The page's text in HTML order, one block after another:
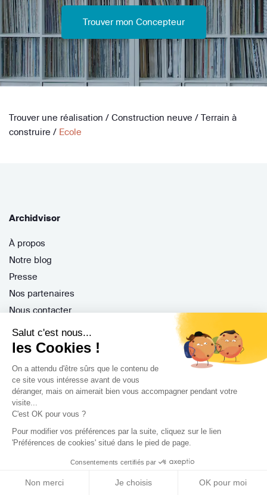
Salut c'est nous...
les Cookies !
On a attendu d'être sûrs que le contenu de
ce site vous intéresse avant de vous
déranger, mais on aimerait bien vous accompagner pendant votre
visite...
C'est OK pour vous ?
Pour modifier vos préférences par la suite, cliquez sur le lien
'Préférences de cookies' situé dans le pied de page.
Consentements certifiés par
Non merci Je choisis OK pour moi
Trouver mon Concepteur
Trouver une réalisation / Construction neuve / Terrain à
construire / Ecole
Archidvisor
À propos
Notre blog
Presse
Nos partenaires
Nous contacter
CGV / CGU
Politique de confidentialité
Porteurs de projet
Comment ça marche ?
Questions fréquentes
Mission de conseil
Contractant Général